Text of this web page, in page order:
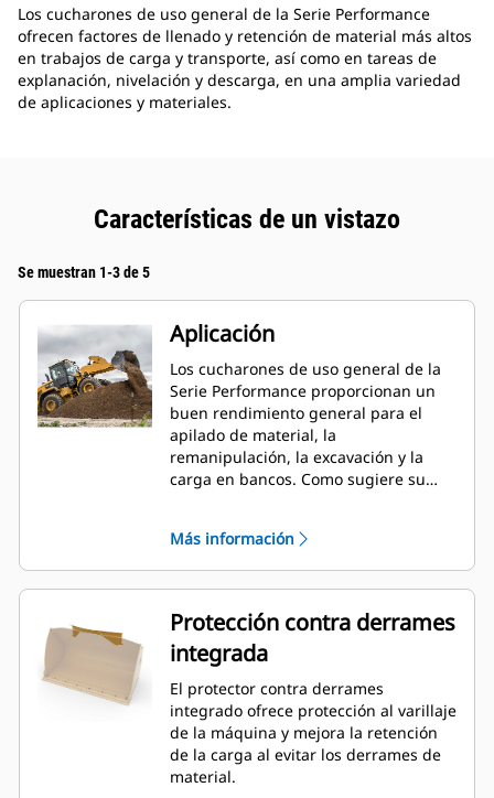
Los cucharones de uso general de la Serie Performance
ofrecen factores de llenado y retención de material más altos
en trabajos de carga y transporte, así como en tareas de
explanación, nivelación y descarga, en una amplia variedad
de aplicaciones y materiales.
Características de un vistazo
Se muestran 1-3 de 5
Aplicación
Los cucharones de uso general de la
Serie Performance proporcionan un
buen rendimiento general para el
apilado de material, la
remanipulación, la excavación y la
carga en bancos. Como sugiere su
almacenamiento y desde bancos.
Están diseñados para fuerzas de
desprendimiento y condiciones de
abrasión estándar. Ideal para
aplicaciones de arrastre en retroceso
y nivelación. El factor de llenado de
los cucharones de la Serie
Performance puede llegar a un 115 %
por sobre la capacidad especificada.
Más información
Protección contra derrames
integrada
El protector contra derrames
integrado ofrece protección al varillaje
de la máquina y mejora la retención
de la carga al evitar los derrames de
material.